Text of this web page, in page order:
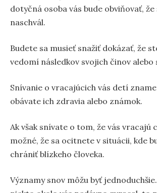
dotyčná osoba vás bude obviňovať,
naschvál.
Budete sa musieť snažiť dokázať, že
vedomí následkov svojich činov alebo
Snívanie o vracajúcich vás detí
obávate ich zdravia alebo známok.
Ak však snívate o tom, že vás vracajú
možné, že sa ocitnete v situácii, kde
chrániť blízkeho človeka.
Významy snov môžu byť